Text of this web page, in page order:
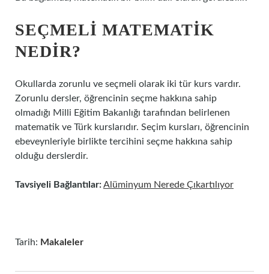
SEÇMELI MATEMATIK
NEDIR?
Okullarda zorunlu ve seçmeli olarak iki tür kurs vardır.
Zorunlu dersler, öğrencinin seçme hakkına sahip
olmadığı Milli Eğitim Bakanlığı tarafından belirlenen
matematik ve Türk kurslarıdır. Seçim kursları, öğrencinin
ebeveynleriyle birlikte tercihini seçme hakkına sahip
olduğu derslerdir.
Tavsiyeli Bağlantılar:Alüminyum Nerede Çıkartılıyor
Tarih: Makaleler